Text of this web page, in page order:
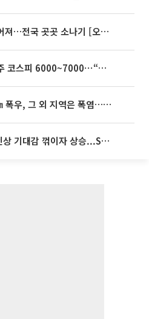
35도 안팎 무더위 이어져…전국 곳곳 소나기 [오늘 날씨]
[주간증시전망] 다음주 코스피 6000~7000⋯“外人 수급은 정책이 변수”
동해안은 시간당 80㎜ 폭우, 그 외 지역은 폭염…‘극과 극 날씨’
뉴욕증시, 연준 금리인상 기대감 꺾이자 상승...S&P500 사상 최고치 [종합]